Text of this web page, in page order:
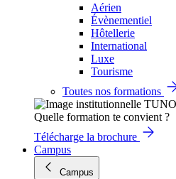
Aérien
Évènementiel
Hôtellerie
International
Luxe
Tourisme
Toutes nos formations
Quelle formation te convient ?
Télécharge la brochure
Campus
Campus